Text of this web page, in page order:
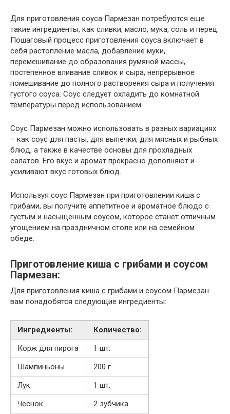
Для приготовления соуса Пармезан потребуются еще
такие ингредиенты, как сливки, масло, мука, соль и перец.
Пошаговый процесс приготовления соуса включает в
себя растопление масла, добавление муки,
перемешивание до образования румяной массы,
постепенное вливание сливок и сыра, непрерывное
помешивание до полного растворения сыра и получения
густого соуса. Соус следует охладить до комнатной
температуры перед использованием.
Соус Пармезан можно использовать в разных вариациях
– как соус для пасты, для выпечки, для мясных и рыбных
блюд, а также в качестве основы для прохладных
салатов. Его вкус и аромат прекрасно дополняют и
усиливают вкус готовых блюд.
Используя соус Пармезан при приготовлении киша с
грибами, вы получите аппетитное и ароматное блюдо с
густым и насыщенным соусом, которое станет отличным
угощением на праздничном столе или на семейном
обеде.
Приготовление киша с грибами и соусом
Пармезан:
Для приготовления киша с грибами и соусом Пармезан
вам понадобятся следующие ингредиенты:
Ингредиенты:
Количество:
Корж для пирога
1 шт.
Шампиньоны
200 г
Лук
1 шт.
Чеснок
2 зубчика